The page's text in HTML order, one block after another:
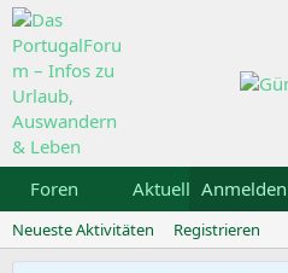
Foren AktuellesAnmelden
Neueste Aktivitäten Registrieren